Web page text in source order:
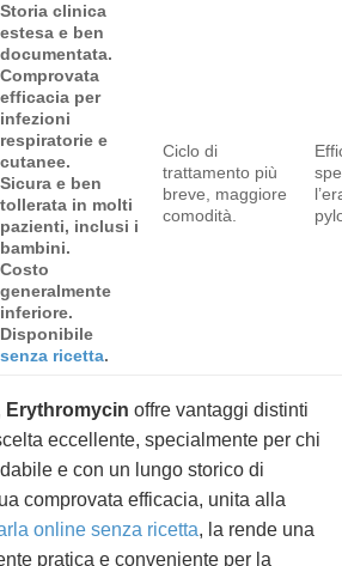
Storia clinica
estesa e ben
documentata.
Comprovata
efficacia per
infezioni
respiratorie e
cutanee.
Sicura e ben
tollerata in molti
pazienti, inclusi i
bambini.
Costo
generalmente
inferiore.
Disponibile
senza ricetta.
Ciclo di
trattamento più
breve, maggiore
comodità.
Erythromycin offre vantaggi distinti
eccellente, specialmente per chi
e con un lungo storico di
comprovata efficacia, unita alla
online senza ricetta, la rende una
pratica e conveniente per la